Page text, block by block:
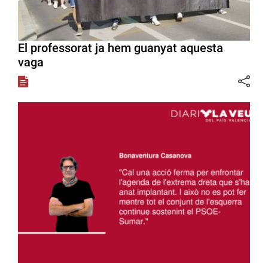
El professorat ja hem guanyat aquesta
vaga